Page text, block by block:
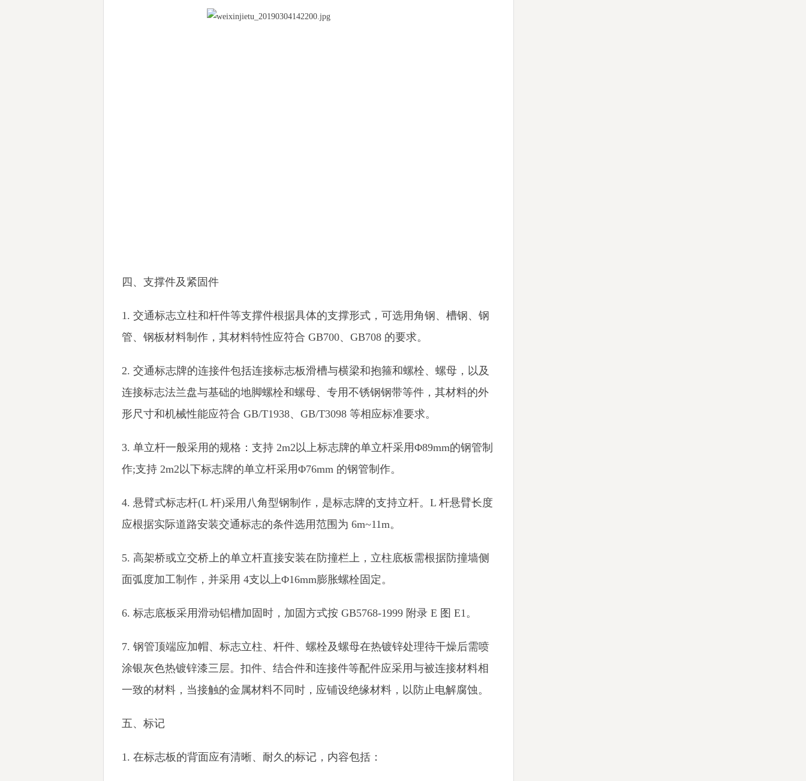
四、支撑件及紧固件
1. 交通标志立柱和杆件等支撑件根据具体的支撑形式，可选用角钢、槽钢、钢
管、钢板材料制作，其材料特性应符合 GB700、GB708 的要求。
2. 交通标志牌的连接件包括连接标志板滑槽与横梁和抱箍和螺栓、螺母，以及
连接标志法兰盘与基础的地脚螺栓和螺母、专用不锈钢钢带等件，其材料的外
形尺寸和机械性能应符合 GB/T1938、GB/T3098 等相应标准要求。
3. 单立杆一般采用的规格：支持 2m2以上标志牌的单立杆采用Φ89mm的钢管制
作;支持 2m2以下标志牌的单立杆采用Φ76mm 的钢管制作。
4. 悬臂式标志杆(L 杆)采用八角型钢制作，是标志牌的支持立杆。L 杆悬臂长度
应根据实际道路安装交通标志的条件选用范围为 6m~11m。
5. 高架桥或立交桥上的单立杆直接安装在防撞栏上，立柱底板需根据防撞墙侧
面弧度加工制作，并采用 4支以上Φ16mm膨胀螺栓固定。
6. 标志底板采用滑动铝槽加固时，加固方式按 GB5768-1999 附录 E 图 E1。
7. 钢管顶端应加帽、标志立柱、杆件、螺栓及螺母在热镀锌处理待干燥后需喷
涂银灰色热镀锌漆三层。扣件、结合件和连接件等配件应采用与被连接材料相
一致的材料，当接触的金属材料不同时，应铺设绝缘材料，以防止电解腐蚀。
五、标记
1. 在标志板的背面应有清晰、耐久的标记，内容包括：